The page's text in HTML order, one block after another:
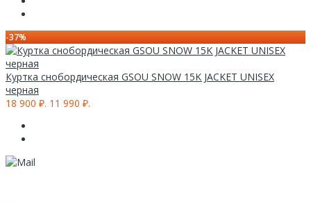
-37%
Куртка снобордическая GSOU SNOW 15K JACKET UNISEX
черная
18 900 ₽. 11 990 ₽.